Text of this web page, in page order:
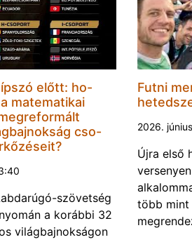
előtt: ho-
matematikai
cso-
szövetség
a korábbi 32
világbajnokságon
Futni
2026.
Újra első
több mint